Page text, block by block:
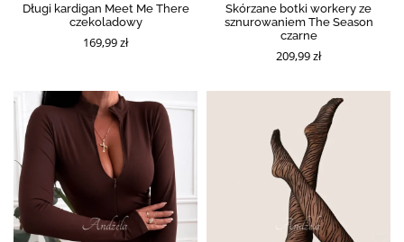
Długi kardigan Meet Me There
czekoladowy
169,99 zł
Skórzane botki workery ze
sznurowaniem The Season
czarne
209,99 zł